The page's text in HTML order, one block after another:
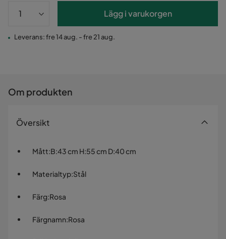
Lägg i varukorgen
Leverans: fre 14 aug. - fre 21 aug.
Om produkten
Översikt
Mått:B:43 cm H:55 cm D:40 cm
Materialtyp:Stål
Färg:Rosa
Färgnamn:Rosa